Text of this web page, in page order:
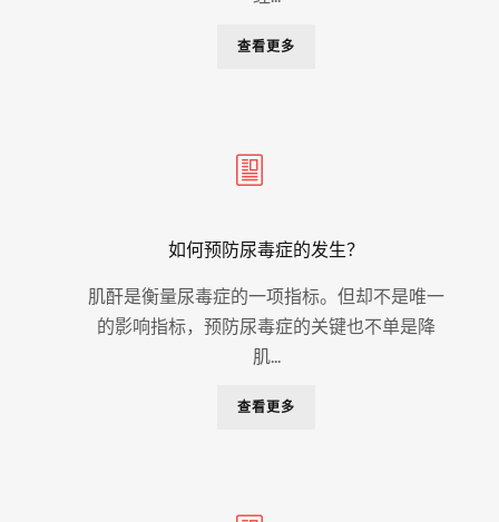
查看更多
如何预防尿毒症的发生？
肌酐是衡量尿毒症的一项指标。但却不是唯一
的影响指标，预防尿毒症的关键也不单是降
肌...
查看更多